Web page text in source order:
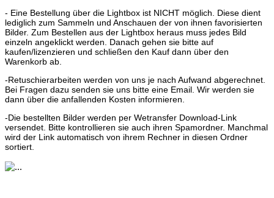
- Eine Bestellung über die Lightbox ist NICHT möglich. Diese dient
lediglich zum Sammeln und Anschauen der von ihnen favorisierten
Bilder. Zum Bestellen aus der Lightbox heraus muss jedes Bild
einzeln angeklickt werden. Danach gehen sie bitte auf
kaufen/lizenzieren und schließen den Kauf dann über den
Warenkorb ab.
-Retuschierarbeiten werden von uns je nach Aufwand abgerechnet.
Bei Fragen dazu senden sie uns bitte eine Email. Wir werden sie
dann über die anfallenden Kosten informieren.
-Die bestellten Bilder werden per Wetransfer Download-Link
versendet. Bitte kontrollieren sie auch ihren Spamordner. Manchmal
wird der Link automatisch von ihrem Rechner in diesen Ordner
sortiert.